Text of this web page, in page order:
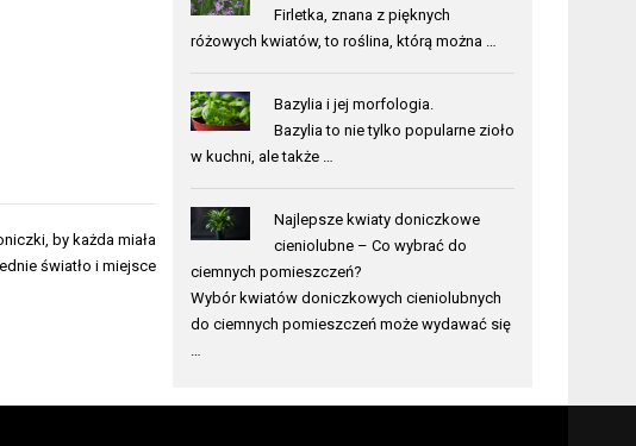
by każda miała
światło i miejsce
Firletka, znana z pięknych
różowych kwiatów, to roślina, którą można …
Bazylia i jej morfologia.
Bazylia to nie tylko popularne zioło
w kuchni, ale także …
Najlepsze kwiaty doniczkowe
cieniolubne – Co wybrać do
ciemnych pomieszczeń?
Wybór kwiatów doniczkowych cieniolubnych
do ciemnych pomieszczeń może wydawać się